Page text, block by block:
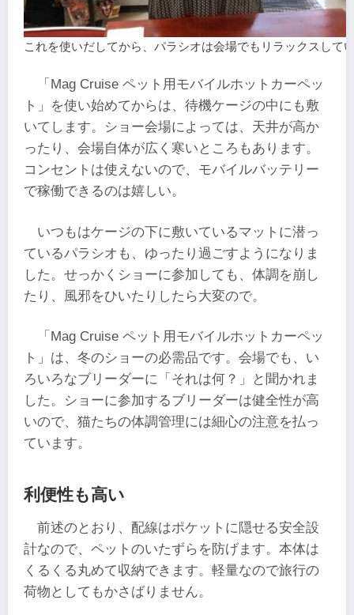
これを使いだしてから、パラシオは会場でもリラックスして
「Mag Cruise ペット用モバイルホットカーペッ
ト」を使い始めてからは、待機ケージの中にも敷
いてします。ショー会場によっては、天井が高か
ったり、会場自体が広く寒いところもあります。
コンセントは使えないので、モバイルバッテリー
で稼働できるのは嬉しい。
いつもはケージの下に敷いているマットに潜っ
ているパラシオも、ゆったり過ごすようになりま
した。せっかくショーに参加しても、体調を崩し
たり、風邪をひいたりしたら大変ので。
「Mag Cruise ペット用モバイルホットカーペッ
ト」は、冬のショーの必需品です。会場でも、い
ろいろなブリーダーに「それは何？」と聞かれま
した。ショーに参加するブリーダーは健全性が高
いので、猫たちの体調管理には細心の注意を払っ
ています。
利便性も高い
前述のとおり、配線はポケットに隠せる安全設
計なので、ペットのいたずらを防げます。本体は
くるくる丸めて収納できます。軽量なので旅行の
荷物としてもかさばりません。